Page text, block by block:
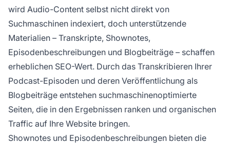
wird Audio-Content selbst nicht direkt von
Suchmaschinen indexiert, doch unterstützende
Materialien – Transkripte, Shownotes,
Episodenbeschreibungen und Blogbeiträge – schaffen
erheblichen SEO-Wert. Durch das Transkribieren Ihrer
Podcast-Episoden und deren Veröffentlichung als
Blogbeiträge entstehen suchmaschinenoptimierte
Seiten, die in den Ergebnissen ranken und organischen
Traffic auf Ihre Website bringen.
Shownotes und Episodenbeschreibungen bieten die